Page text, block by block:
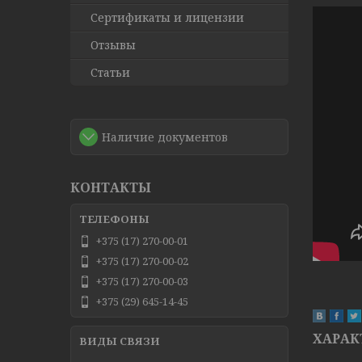
Сертификаты и лицензии
Отзывы
Статьи
Наличие документов
КОНТАКТЫ
+375 (17) 270-00-01
+375 (17) 270-00-02
+375 (17) 270-00-03
+375 (29) 645-14-45